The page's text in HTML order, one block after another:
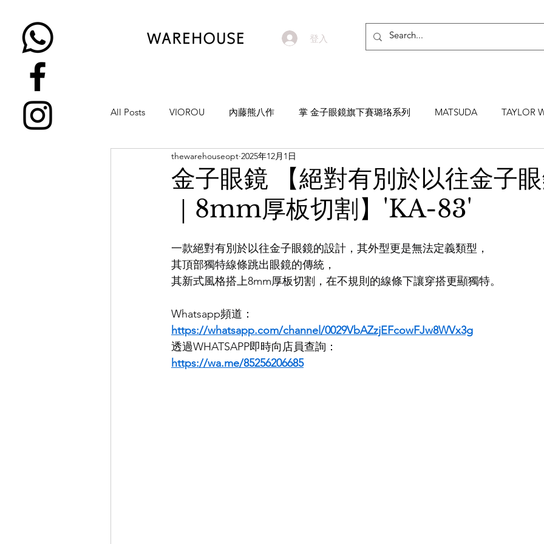
登入
All Posts VIOROU 內藤熊八作 掌 金子眼鏡旗下賽璐珞系列 MATSUDA TAYLOR
NATIVE SONS EYEVAN7285
YUICHI TOYAMA KAMEMANNEN MYKITA MOSCOT ZEISS
H-FUSION JULIUS TART OPTICAL AKIRA AND SONS DITA 10EYEVAN
OG X OLIVER GOLDSMITH
EFFECTOR
金子眼鏡 【絕對有別於以往金子
｜8mm厚板切割】'KA-83'
thewarehouseopt 2025年12月1日
一款絕對有別於以往金子眼鏡的設計，其外型更是無法定義類型，
其頂部獨特線條跳出眼鏡的傳統，
其新式風格搭上8mm厚板切割，在不規則的線條下讓穿搭更顯獨特。
Whatsapp頻道：
https://whatsapp.com/channel/0029VbAZzjEFcowFJw8WVx3g
透過WHATSAPP即時向店員查詢：
https://wa.me/85256206685